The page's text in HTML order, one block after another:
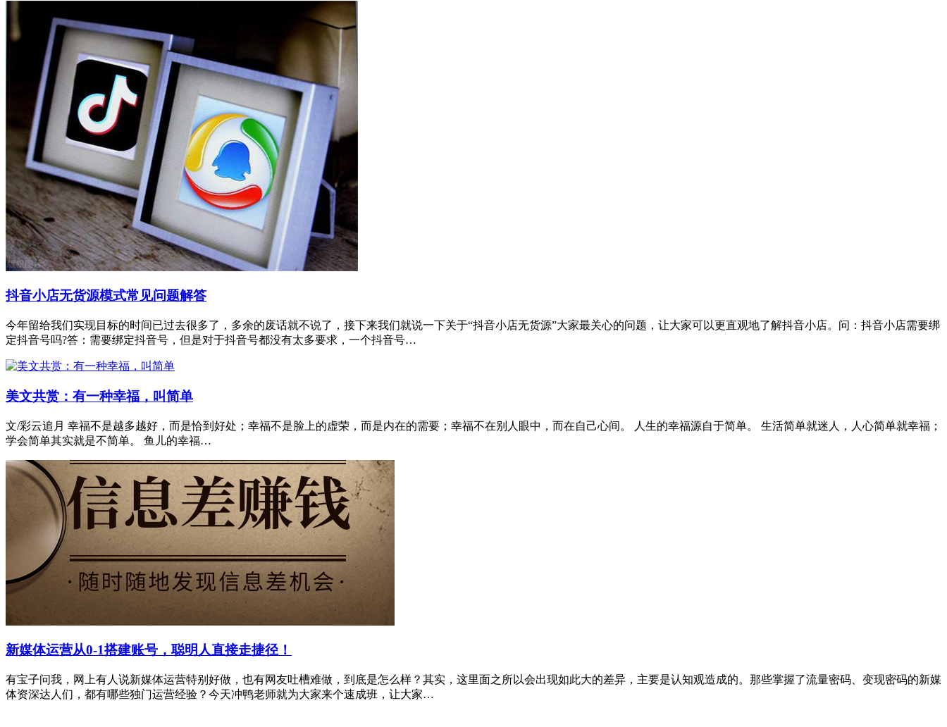
抖音小店无货源模式常见问题解答
今年留给我们实现目标的时间已过去很多了，多余的废话就不说了，接下来我们就说一下关于“抖音小店无货源”大家最关心的问题，让大家可以更直观地了解抖音小店。问：抖音小店需要绑
定抖音号吗?答：需要绑定抖音号，但是对于抖音号都没有太多要求，一个抖音号…
美文共赏：有一种幸福，叫简单
文/彩云追月 幸福不是越多越好，而是恰到好处；幸福不是脸上的虚荣，而是内在的需要；幸福不在别人眼中，而在自己心间。 人生的幸福源自于简单。 生活简单就迷人，人心简单就幸福；
学会简单其实就是不简单。 鱼儿的幸福…
新媒体运营从0-1搭建账号，聪明人直接走捷径！
有宝子问我，网上有人说新媒体运营特别好做，也有网友吐槽难做，到底是怎么样？其实，这里面之所以会出现如此大的差异，主要是认知观造成的。那些掌握了流量密码、变现密码的新媒
体资深达人们，都有哪些独门运营经验？今天冲鸭老师就为大家来个速成班，让大家…